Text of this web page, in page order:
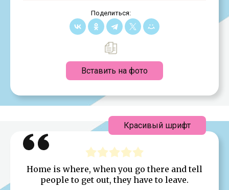
Поделиться:
Вставить на фото
Home is where, when you go there and tell
people to get out, they have to leave.
Красивый шрифт